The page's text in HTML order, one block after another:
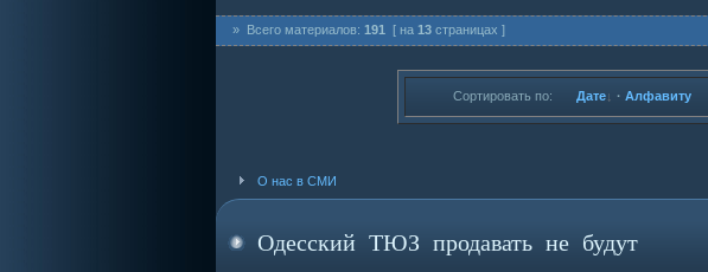
» Всего материалов: 191 [ на 13 страницах ]
Сортировать по: Дате · Алфавиту
О нас в СМИ
Одесский ТЮЗ продавать не будут